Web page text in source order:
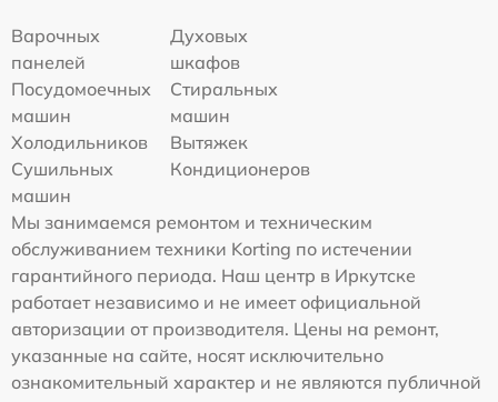
Варочных
панелей
Духовых
шкафов
Посудомоечных
машин
Стиральных
машин
Холодильников
Вытяжек
Сушильных
машин
Кондиционеров
Мы занимаемся ремонтом и техническим
обслуживанием техники Korting по истечении
гарантийного периода. Наш центр в Иркутске
работает независимо и не имеет официальной
авторизации от производителя. Цены на ремонт,
указанные на сайте, носят исключительно
ознакомительный характер и не являются публичной